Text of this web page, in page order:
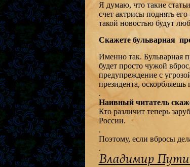
Я думаю, что такие
счет актрисы поднять
такой новостью будут
Скажете бульварная
Именно так. Бульварная
будет просто чужой
предупреждение с
президента, оскорбляешь
.
Наивный читатель
Кто различит теперь
России.
.
Поэтому, если вбросы
.
Владимир